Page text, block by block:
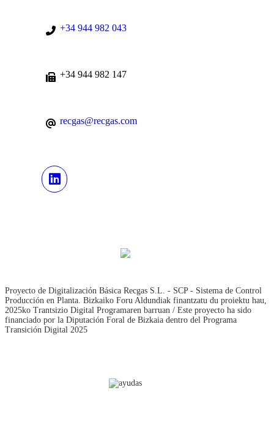
+34 944 982 043
+34 944 982 147
recgas@recgas.com
Proyecto de Digitalización Básica Recgas S.L. - SCP - Sistema de Control
Producción en Planta. Bizkaiko Foru Aldundiak finantzatu du proiektu hau,
2025ko Trantsizio Digital Programaren barruan / Este proyecto ha sido
financiado por la Diputación Foral de Bizkaia dentro del Programa
Transición Digital 2025